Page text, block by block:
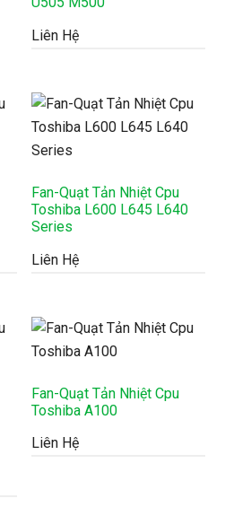
Liên Hệ
Fan-Quạt Tản Nhiệt Cpu
Toshiba L600 L645 L640
Series
Liên Hệ
Fan-Quạt Tản Nhiệt Cpu
Toshiba A100
Liên Hệ